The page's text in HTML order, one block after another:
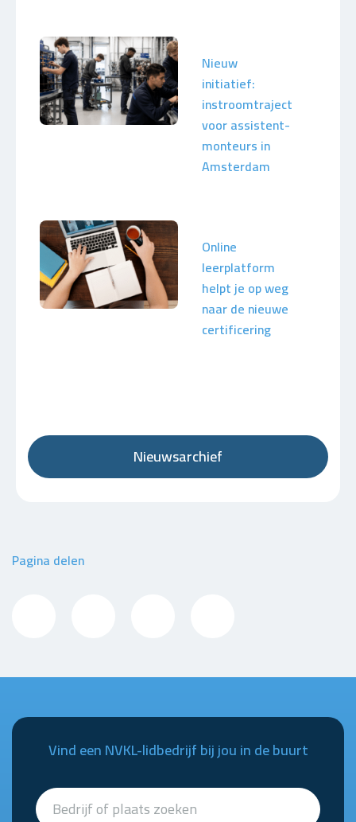
Nieuw
initiatief:
instroomtraject
voor assistent-
monteurs in
Amsterdam
Online
leerplatform
helpt je op weg
naar de nieuwe
certificering
Nieuwsarchief
Pagina delen
Vind een NVKL-lidbedrijf bij jou in de buurt